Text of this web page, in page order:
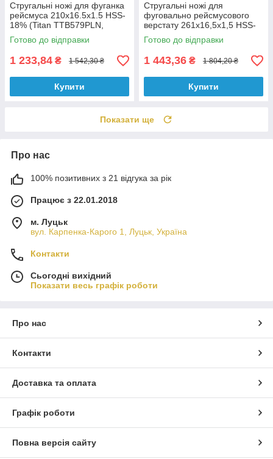
Стругальні ножі для фуганка
рейсмуса 210x16.5x1.5 HSS-
18% (Titan TTB579PLN,
Erbauer ERB052BTE, Einhell)
Sturm
Готово до відправки
1 233,84 ₴ 1 542,30 ₴
Купити
Стругальні ножі для
фуговально рейсмусового
верстату 261x16,5x1,5 HSS-
18% (JET JPT-10B) JET
707411
Готово до відправки
1 443,36 ₴ 1 804,20 ₴
Купити
Показати ще
Про нас
100% позитивних з 21 відгука за рік
Працює з 22.01.2018
м. Луцьк
вул. Карпенка-Карого 1, Луцьк, Україна
Контакти
Сьогодні вихідний
Показати весь графік роботи
Про нас
Контакти
Доставка та оплата
Графік роботи
Повна версія сайту